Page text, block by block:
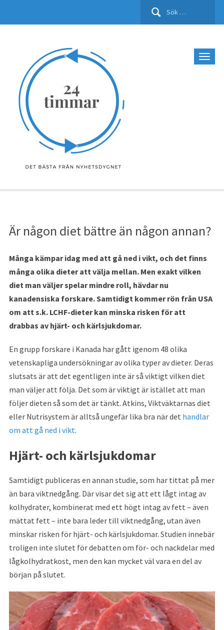
Sök
Är någon diet bättre än någon annan?
Många kämpar idag med att gå ned i vikt, och det finns
många olika dieter att välja mellan. Men exakt vilken
diet man väljer spelar mindre roll, hävdar nu
kanadensiska forskare. Samtidigt kommer rön från USA
om att s.k. LCHF-dieter kan minska risken för att
drabbas av hjärt- och kärlsjukdomar.
En grupp forskare i Kanada har gått igenom 48 olika
vetenskapliga undersökningar av olika typer av dieter. Deras
slutsats är att det egentligen inte är så viktigt vilken diet
man väljer att följa. Det som är viktigt är istället att man
följer dieten så som det är tänkt. Atkins, Viktväktarnas diet
eller Nutrisystem är alltså ungefär lika bra när det handlar
om att gå ned i vikt.
Hjärt- och kärlsjukdomar
Samtidigt publiceras en annan studie, som har tittat på mer
än bara viktnedgång. Där visar det sig att ett lågt intag av
kolhydrater, kombinerat med ett högt intag av fett – även
mättat fett – inte bara leder till viktnedgång, utan även
minskar risken för hjärt- och kärlsjukdomar. Studien innebär
troligen inte slutet för debatten om för- och nackdelar med
lågkolhydratkost, men den kan mycket väl vara en del av
början på slutet.